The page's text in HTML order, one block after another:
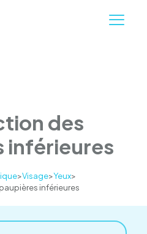
des
inférieures
>Visage>Yeux>
inférieures